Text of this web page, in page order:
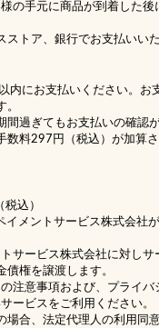
の手元に商品が到着した後
ストア、銀行でお支払いいた
内にお支払いください。お
。
間過ぎてもお支払いの確認
数料297円（税込）が加算
込）
イメントサービス株式会社
サービス株式会社に対しサ
債権を譲渡します。
注意事項および、 プライバ
ービスをご利用ください。
場合、法定代理人の利用同